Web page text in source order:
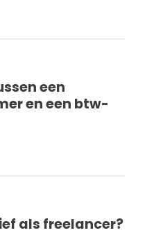
een
en een btw-
als freelancer?